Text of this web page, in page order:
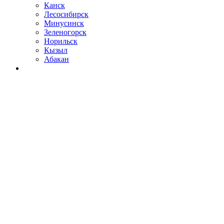
Канск
Лесосибирск
Минусинск
Зеленогорск
Норильск
Кызыл
Абакан